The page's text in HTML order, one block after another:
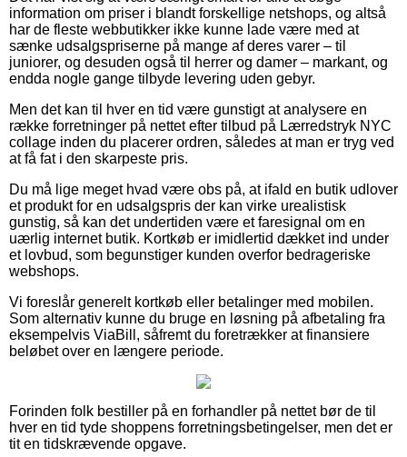
information om priser i blandt forskellige netshops, og altså
har de fleste webbutikker ikke kunne lade være med at
sænke udsalgspriserne på mange af deres varer – til
juniorer, og desuden også til herrer og damer – markant, og
endda nogle gange tilbyde levering uden gebyr.
Men det kan til hver en tid være gunstigt at analysere en
række forretninger på nettet efter tilbud på Lærredstryk NYC
collage inden du placerer ordren, således at man er tryg ved
at få fat i den skarpeste pris.
Du må lige meget hvad være obs på, at ifald en butik udlover
et produkt for en udsalgspris der kan virke urealistisk
gunstig, så kan det undertiden være et faresignal om en
uærlig internet butik. Kortkøb er imidlertid dækket ind under
et lovbud, som begunstiger kunden overfor bedrageriske
webshops.
Vi foreslår generelt kortkøb eller betalinger med mobilen.
Som alternativ kunne du bruge en løsning på afbetaling fra
eksempelvis ViaBill, såfremt du foretrækker at finansiere
beløbet over en længere periode.
Forinden folk bestiller på en forhandler på nettet bør de til
hver en tid tyde shoppens forretningsbetingelser, men det er
tit en tidskrævende opgave.